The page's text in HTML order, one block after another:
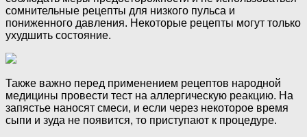
сомнительные рецепты для низкого пульса и
пониженного давления. Некоторые рецепты могут только
ухудшить состояние.
Также важно перед применением рецептов народной
медицины провести тест на аллергическую реакцию. На
запястье наносят смеси, и если через некоторое время
сыпи и зуда не появится, то приступают к процедуре.